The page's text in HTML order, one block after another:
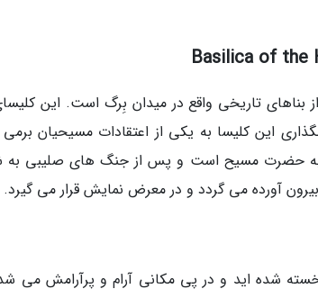
تاریخی واقع در میدان بِرگ است. این
این کلیسا به یکی از اعتقادات مسیحیان
به حضرت مسیح است و پس از جنگ های صلیبی به
آورده می گردد و در معرض نمایش قرار می گیرد.
شده اید و در پی مکانی آرام و پرآرامش می شد